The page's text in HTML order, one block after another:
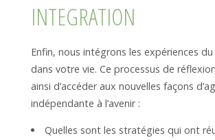
INTEGRATION
Enfin, nous intégrons les expériences
dans votre vie. Ce processus de
ainsi d’accéder aux nouvelles façons
indépendante à l’avenir :
Quelles sont les stratégies qui ont